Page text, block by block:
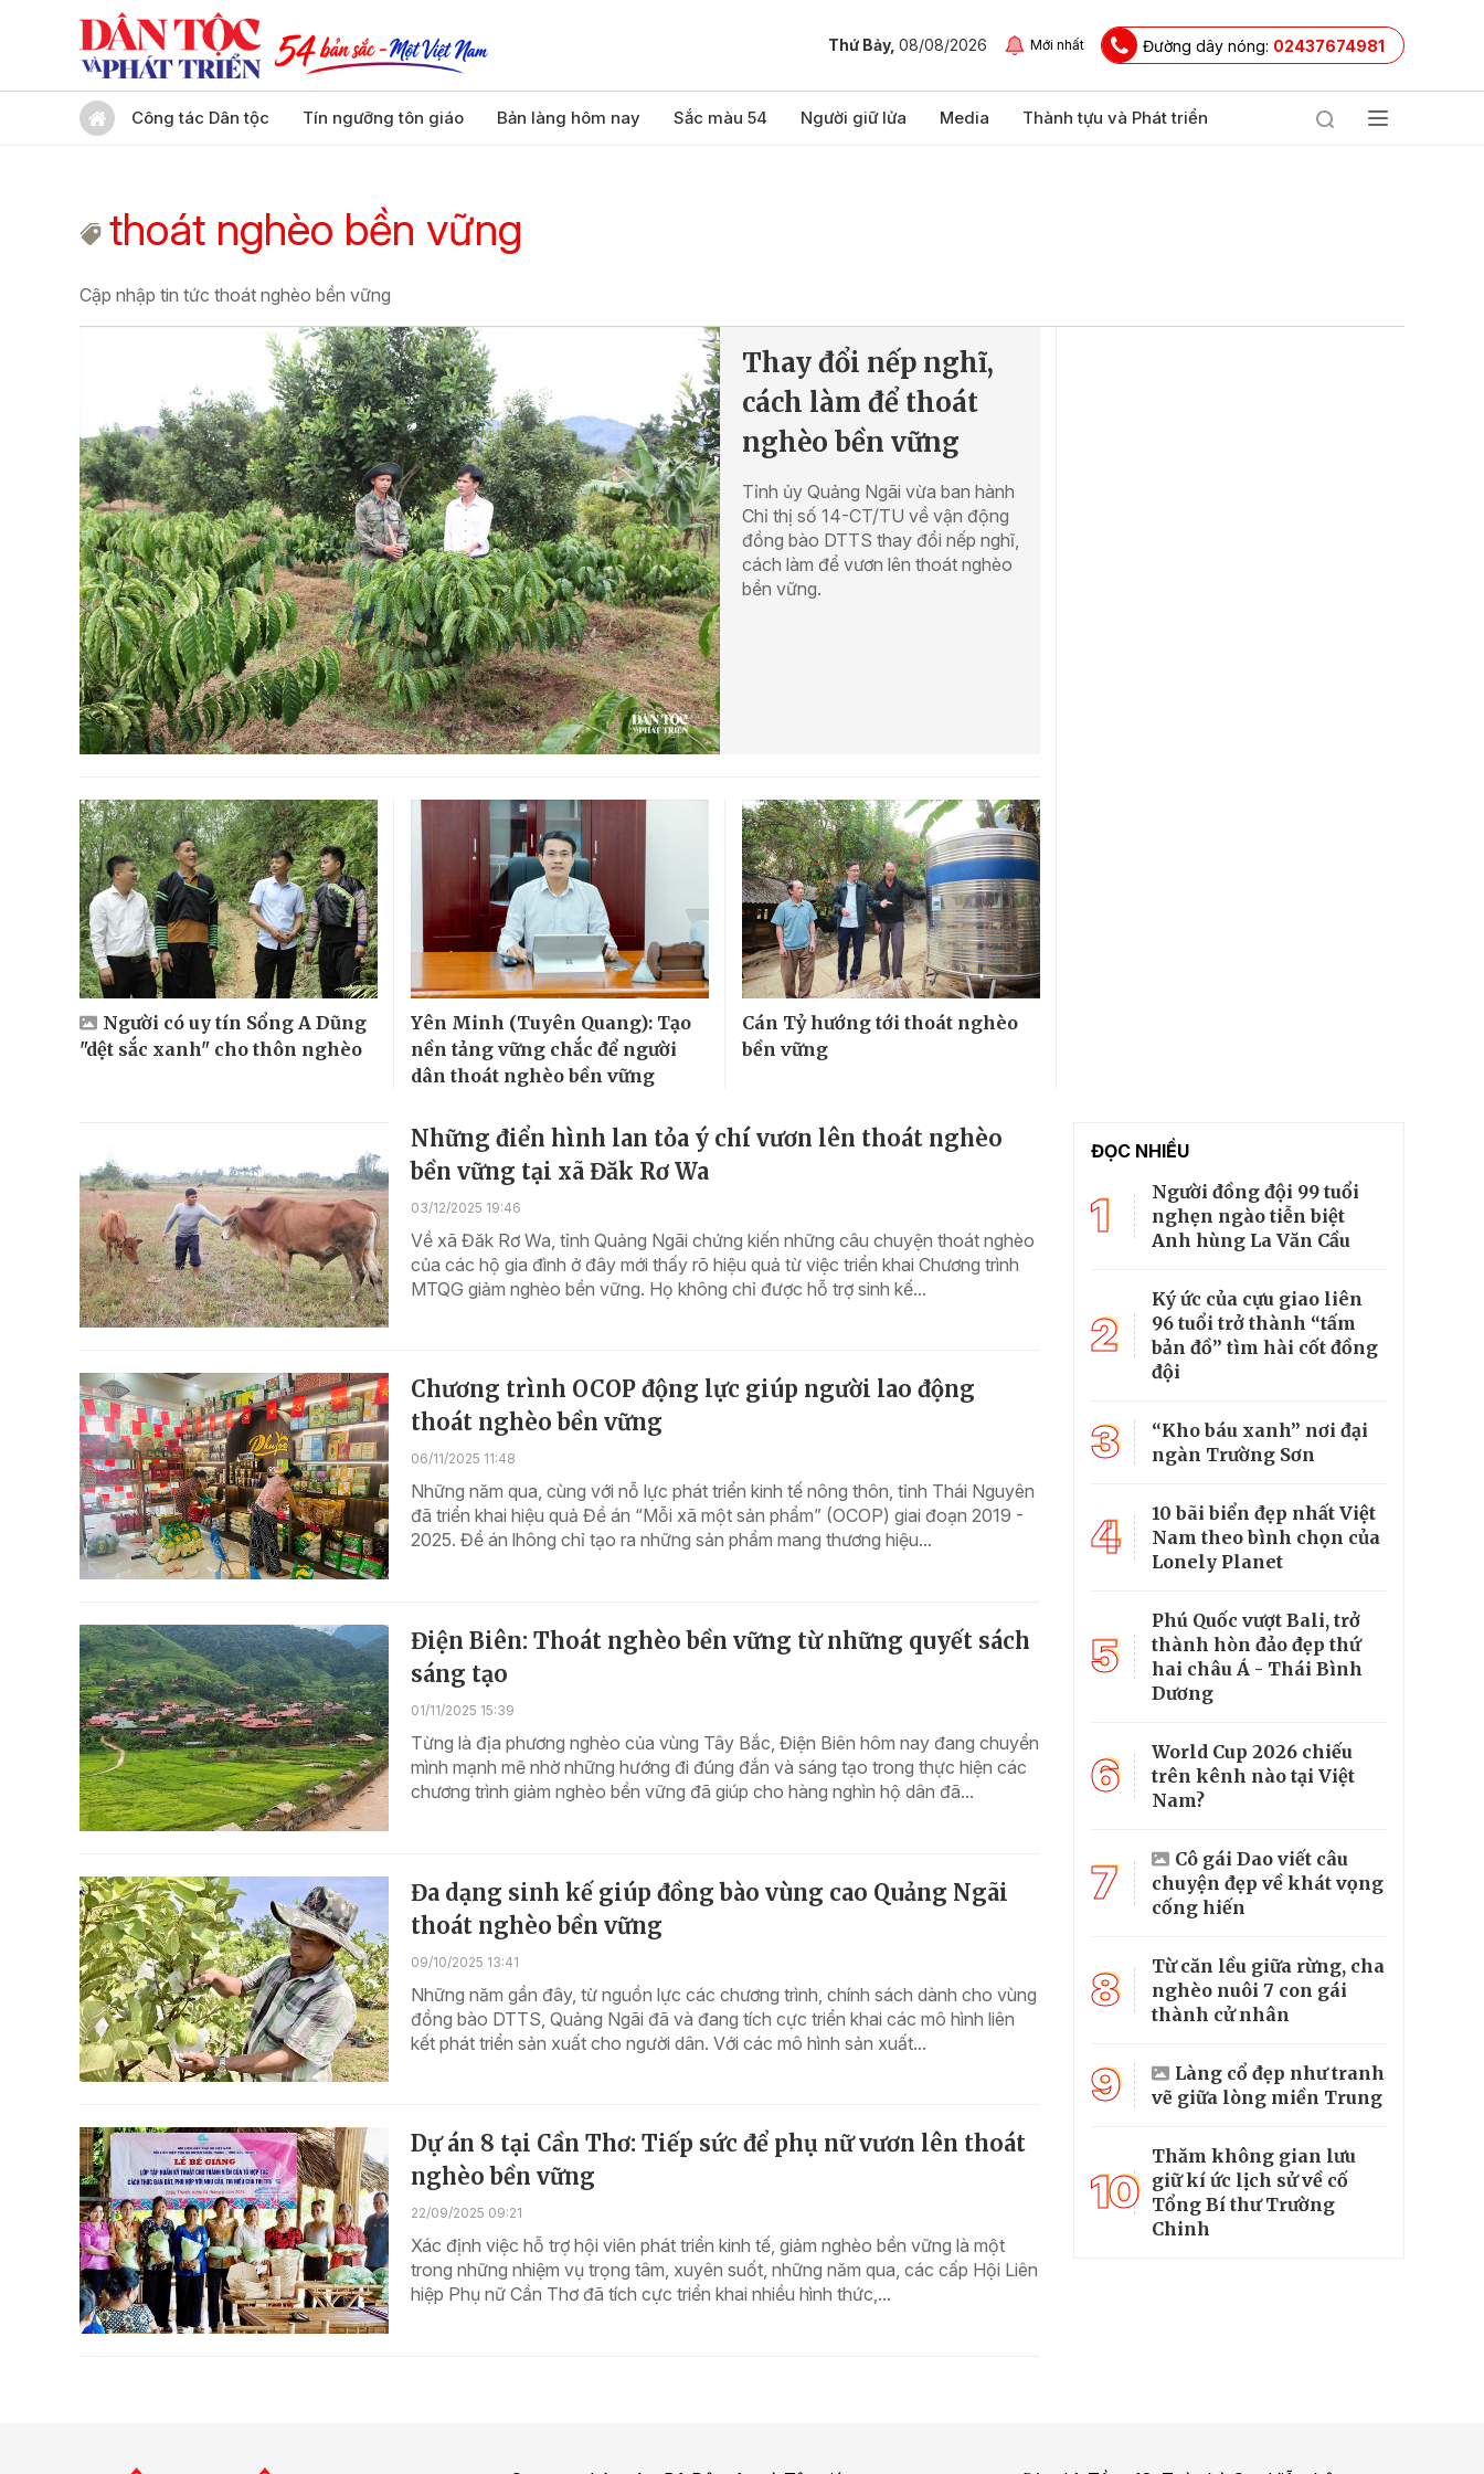
Thứ Bảy, 08/08/2026 Mới nhất Đường dây nóng: 02437674981
Công tác Dân tộc Tín ngưỡng tôn giáo Bản làng hôm nay Sắc màu 54 Người giữ lửa Media Thành tựu và Phát triển
thoát nghèo bền vững
Cập nhập tin tức thoát nghèo bền vững
Thay đổi nếp nghĩ,
cách làm để thoát
nghèo bền vững
Tỉnh ủy Quảng Ngãi vừa ban hành
Chỉ thị số 14-CT/TU về vận động
đồng bào DTTS thay đổi nếp nghĩ,
cách làm để vươn lên thoát nghèo
bền vững.
Người có uy tín Sổng A Dũng
"dệt sắc xanh" cho thôn nghèo
Yên Minh (Tuyên Quang): Tạo
nền tảng vững chắc để người
dân thoát nghèo bền vững
Cán Tỷ hướng tới thoát nghèo
bền vững
Những điển hình lan tỏa ý chí vươn lên thoát nghèo
bền vững tại xã Đăk Rơ Wa
03/12/2025 19:46
Về xã Đăk Rơ Wa, tỉnh Quảng Ngãi chứng kiến những câu chuyện thoát nghèo
của các hộ gia đình ở đây mới thấy rõ hiệu quả từ việc triển khai Chương trình
MTQG giảm nghèo bền vững. Họ không chỉ được hỗ trợ sinh kế...
Chương trình OCOP động lực giúp người lao động
thoát nghèo bền vững
06/11/2025 11:48
Những năm qua, cùng với nỗ lực phát triển kinh tế nông thôn, tỉnh Thái Nguyên
đã triển khai hiệu quả Đề án “Mỗi xã một sản phẩm” (OCOP) giai đoạn 2019 -
2025. Đề án lhông chỉ tạo ra những sản phẩm mang thương hiệu...
Điện Biên: Thoát nghèo bền vững từ những quyết sách
sáng tạo
01/11/2025 15:39
Từng là địa phương nghèo của vùng Tây Bắc, Điện Biên hôm nay đang chuyển
mình mạnh mẽ nhờ những hướng đi đúng đắn và sáng tạo trong thực hiện các
chương trình giảm nghèo bền vững đã giúp cho hàng nghìn hộ dân đã...
Đa dạng sinh kế giúp đồng bào vùng cao Quảng Ngãi
thoát nghèo bền vững
09/10/2025 13:41
Những năm gần đây, từ nguồn lực các chương trình, chính sách dành cho vùng
đồng bào DTTS, Quảng Ngãi đã và đang tích cực triển khai các mô hình liên
kết phát triển sản xuất cho người dân. Với các mô hình sản xuất...
Dự án 8 tại Cần Thơ: Tiếp sức để phụ nữ vươn lên thoát
nghèo bền vững
22/09/2025 09:21
Xác định việc hỗ trợ hội viên phát triển kinh tế, giảm nghèo bền vững là một
trong những nhiệm vụ trọng tâm, xuyên suốt, những năm qua, các cấp Hội Liên
hiệp Phụ nữ Cần Thơ đã tích cực triển khai nhiều hình thức,...
ĐỌC NHIỀU
1
Người đồng đội 99 tuổi
nghẹn ngào tiễn biệt
Anh hùng La Văn Cầu
2
Ký ức của cựu giao liên
96 tuổi trở thành “tấm
bản đồ” tìm hài cốt đồng
đội
3
“Kho báu xanh” nơi đại
ngàn Trường Sơn
4
10 bãi biển đẹp nhất Việt
Nam theo bình chọn của
Lonely Planet
5
Phú Quốc vượt Bali, trở
thành hòn đảo đẹp thứ
hai châu Á - Thái Bình
Dương
6
World Cup 2026 chiếu
trên kênh nào tại Việt
Nam?
7
Cô gái Dao viết câu
chuyện đẹp về khát vọng
cống hiến
8
Từ căn lều giữa rừng, cha
nghèo nuôi 7 con gái
thành cử nhân
9
Làng cổ đẹp như tranh
vẽ giữa lòng miền Trung
10
Thăm không gian lưu
giữ kí ức lịch sử về cố
Tổng Bí thư Trường
Chinh